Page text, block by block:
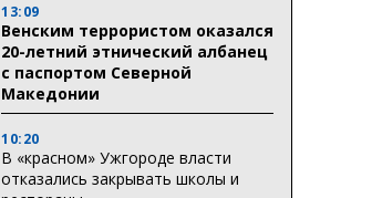
13:09
Венским террористом оказался
20-летний этнический албанец
с паспортом Северной
Македонии
10:20
В «красном» Ужгороде власти
отказались закрывать школы и